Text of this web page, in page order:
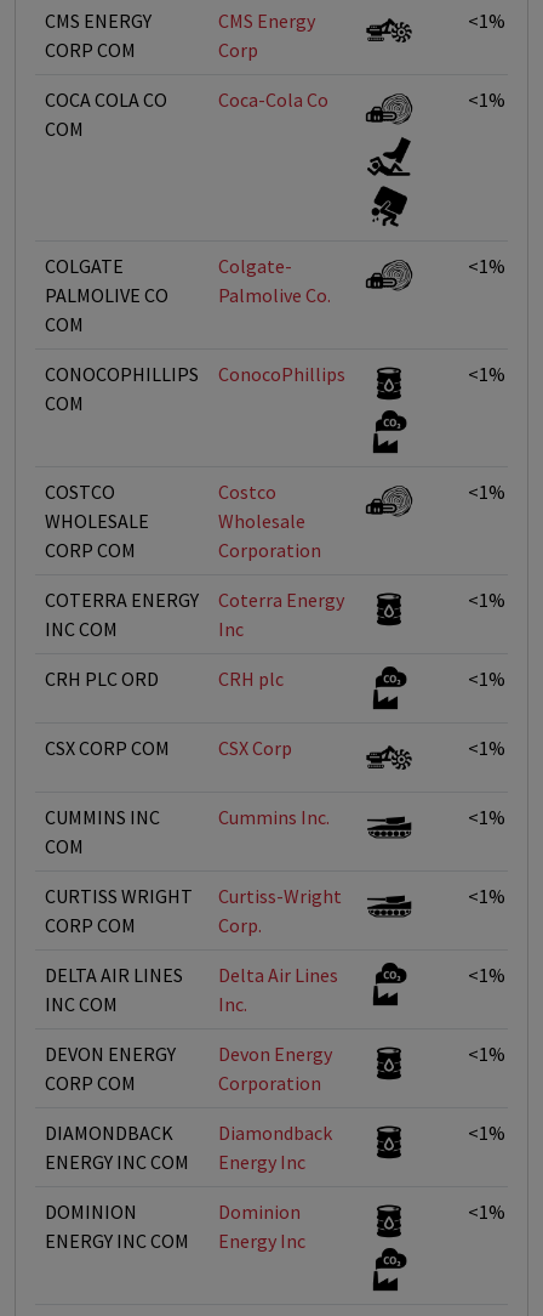
CMS ENERGY
CORP COM
CMS Energy
Corp
<1%
COCA COLA CO
COM
Coca-Cola Co <1%
COLGATE
PALMOLIVE CO
COM
Colgate-
Palmolive Co.
<1%
CONOCOPHILLIPS
COM
ConocoPhillips <1%
COSTCO
WHOLESALE
CORP COM
Costco
Wholesale
Corporation
<1%
COTERRA ENERGY
INC COM
Coterra Energy
Inc
<1%
CRH PLC ORD CRH plc <1%
CSX CORP COM CSX Corp <1%
CUMMINS INC
COM
Cummins Inc. <1%
CURTISS WRIGHT
CORP COM
Curtiss-Wright
Corp.
<1%
DELTA AIR LINES
INC COM
Delta Air Lines
Inc.
<1%
DEVON ENERGY
CORP COM
Devon Energy
Corporation
<1%
DIAMONDBACK
ENERGY INC COM
Diamondback
Energy Inc
<1%
DOMINION
ENERGY INC COM
Dominion
Energy Inc
<1%